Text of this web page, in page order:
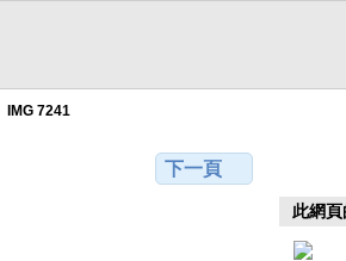
IMG 7241
下一頁
此網